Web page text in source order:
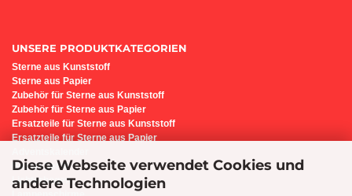
Diese Webseite verwendet Cookies und
andere Technologien
UNSERE PRODUKTKATEGORIEN
Sterne aus Kunststoff
Sterne aus Papier
Zubehör für Sterne aus Kunststoff
Zubehör für Sterne aus Papier
Ersatzteile für Sterne aus Kunststoff
Ersatzteile für Sterne aus Papier
Bastel-Set i6
Lichterbogen